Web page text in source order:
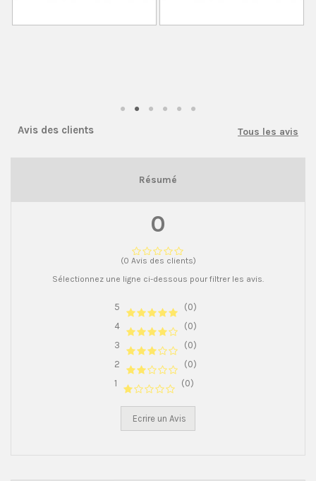
Avis des clients Tous les avis
Résumé
0
(0 Avis des clients)
Sélectionnez une ligne ci-dessous pour filtrer les avis.
5
(0)
4
(0)
3
(0)
2
(0)
1
(0)
Ecrire un Avis